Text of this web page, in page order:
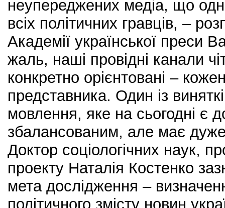
неупереджених медіа, що
всіх політичних гравців, –
Академії української преси
жаль, наші провідні канали
конкретно орієнтовані –
представника. Один із
мовлення, яке на сьогодні є
збалансованим, але має дуже
Доктор соціологічних наук,
проекту Наталія Костенко
мета дослідження –
політичного змісту новин